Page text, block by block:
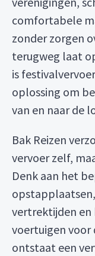
comfortabele
zonder zorgen
terugweg laat
is
oplossing om
van en naar de
Bak Reizen
vervoer zelf,
Denk aan het
vertrektijden en
voertuigen voor
ontstaat een